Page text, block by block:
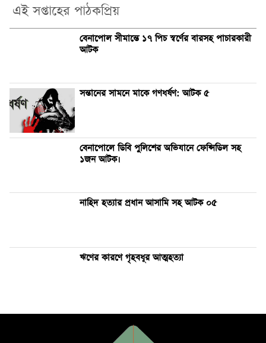
এই সপ্তাহের পাঠকপ্রিয়
বেনাপোল সীমান্তে ১৭ পিচ স্বর্ণের বারসহ পাচারকারী
আটক
সন্তানের সামনে মাকে গণধর্ষণ: আটক ৫
বেনাপোলে ডিবি পুলিশের অভিযানে ফেন্সিডিল সহ
১জন আটক।
নাহিদ হত্যার প্রধান আসামি সহ আটক ০৫
ঋণের কারণে গৃহবধূর আত্মহত্যা